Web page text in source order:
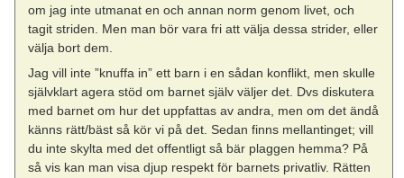
om jag inte utmanat en och annan norm genom livet, och
tagit striden. Men man bör vara fri att välja dessa strider, eller
välja bort dem.
Jag vill inte ”knuffa in” ett barn i en sådan konflikt, men skulle
självklart agera stöd om barnet själv väljer det. Dvs diskutera
med barnet om hur det uppfattas av andra, men om det ändå
känns rätt/bäst så kör vi på det. Sedan finns mellantinget; vill
du inte skylta med det offentligt så bär plaggen hemma? På
så vis kan man visa djup respekt för barnets privatliv. Rätten